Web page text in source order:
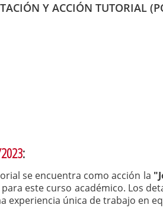
Y ACCIÓN TUTORIAL
:
se encuentra como acción la
este curso académico. Los
experiencia única de trabajo en